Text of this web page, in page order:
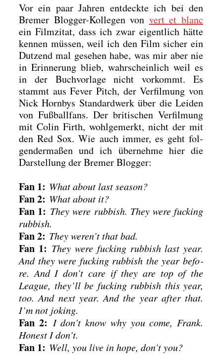
Vor ein paar Jah­ren ent­deck­te ich bei den
Bre­mer Blog­ger-Kol­le­gen von vert et blanc
ein Film­zi­tat, dass ich zwar eigent­lich hät­te
ken­nen müs­sen, weil ich den Film sicher ein
Dut­zend mal gese­hen habe, was mir aber nie
in Erin­ne­rung blieb, wahr­schein­lich weil es
in der Buch­vor­la­ge nicht vor­kommt. Es
stammt aus Fever Pitch, der Ver­fil­mung von
Nick Horn­bys Stan­dard­werk über die Lei­den
von Fuß­ball­fans. Der bri­ti­schen Ver­fil­mung
mit Colin Firth, wohl­ge­merkt, nicht der mit
den Red Sox. Wie auch immer, es geht fol­
gen­der­ma­ßen und ich über­neh­me hier die
Dar­stel­lung der Bre­mer Blog­ger:
Fan 1: What about last sea­son?
Fan 2: What about it?
Fan 1: They were rub­bish. They were fuck­ing
rub­bish.
Fan 2: They weren’t that bad.
Fan 1: They were fuck­ing rub­bish last year.
And they were fuck­ing rub­bish the year befo­
re. And I don’t care if they are top of the
League, they’ll be fuck­ing rub­bish this year,
too. And next year. And the year after that.
I’m not joking.
Fan 2: I don’t know why you come, Frank.
Honest I don’t.
Fan 1: Well, you live in hope, don’t you?